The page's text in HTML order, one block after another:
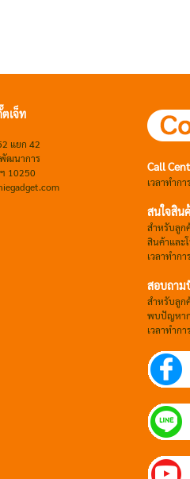
เจ็ท
แยก 42
ฒนาการ
10250
Call
เวลาทำก
สนใจสิน
สำหรับลูก
สินค้าและ
เวลาทำก
สอบถาม
สำหรับลูก
พบปัญหาก
เวลาทำก